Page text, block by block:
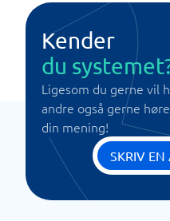
Kender
du
Ligesom du gerne vil
andre også gerne
din mening!
SKRIV EN